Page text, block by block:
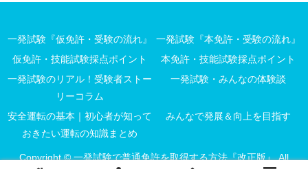
一発試験『仮免許・受験の流れ』
一発試験『本免許・受験の流れ』
仮免許・技能試験採点ポイント
本免許・技能試験採点ポイント
一発試験のリアル！受験者ストー
リーコラム
一発試験・みんなの体験談
安全運転の基本｜初心者が知って
おきたい運転の知識まとめ
みんなで発展＆向上を目指す
Copyright © 一発試験で普通免許を取得する方法『改正版』 All